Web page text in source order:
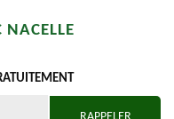
NACELLE